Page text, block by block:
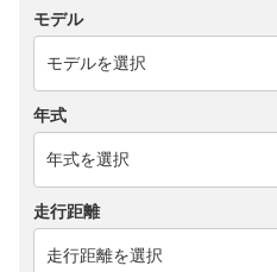
モデル
年式
走行距離